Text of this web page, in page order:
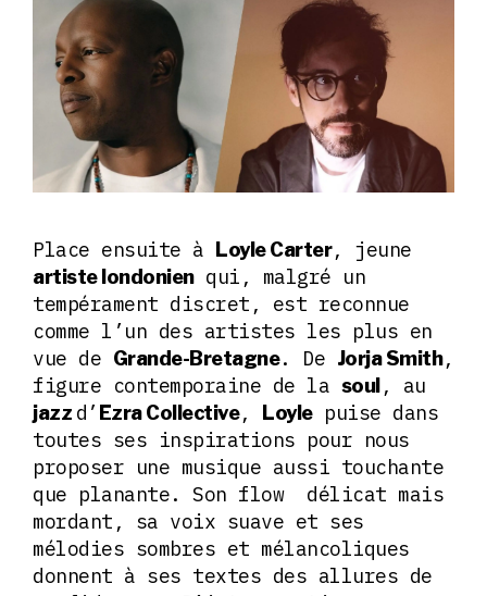
Place ensuite à Loyle Carter, jeune
artiste londonienqui, malgré un
tempérament discret, est reconnue
comme l’un des artistes les plus en
vue de Grande-Bretagne. De Jorja Smith,
figure contemporaine de la soul, au
jazz d’ Ezra Collective, Loylepuise dans
toutes ses inspirations pour nous
proposer une musique aussi touchante
que planante. Son flow délicat mais
mordant, sa voix suave et ses
mélodies sombres et mélancoliques
donnent à ses textes des allures de